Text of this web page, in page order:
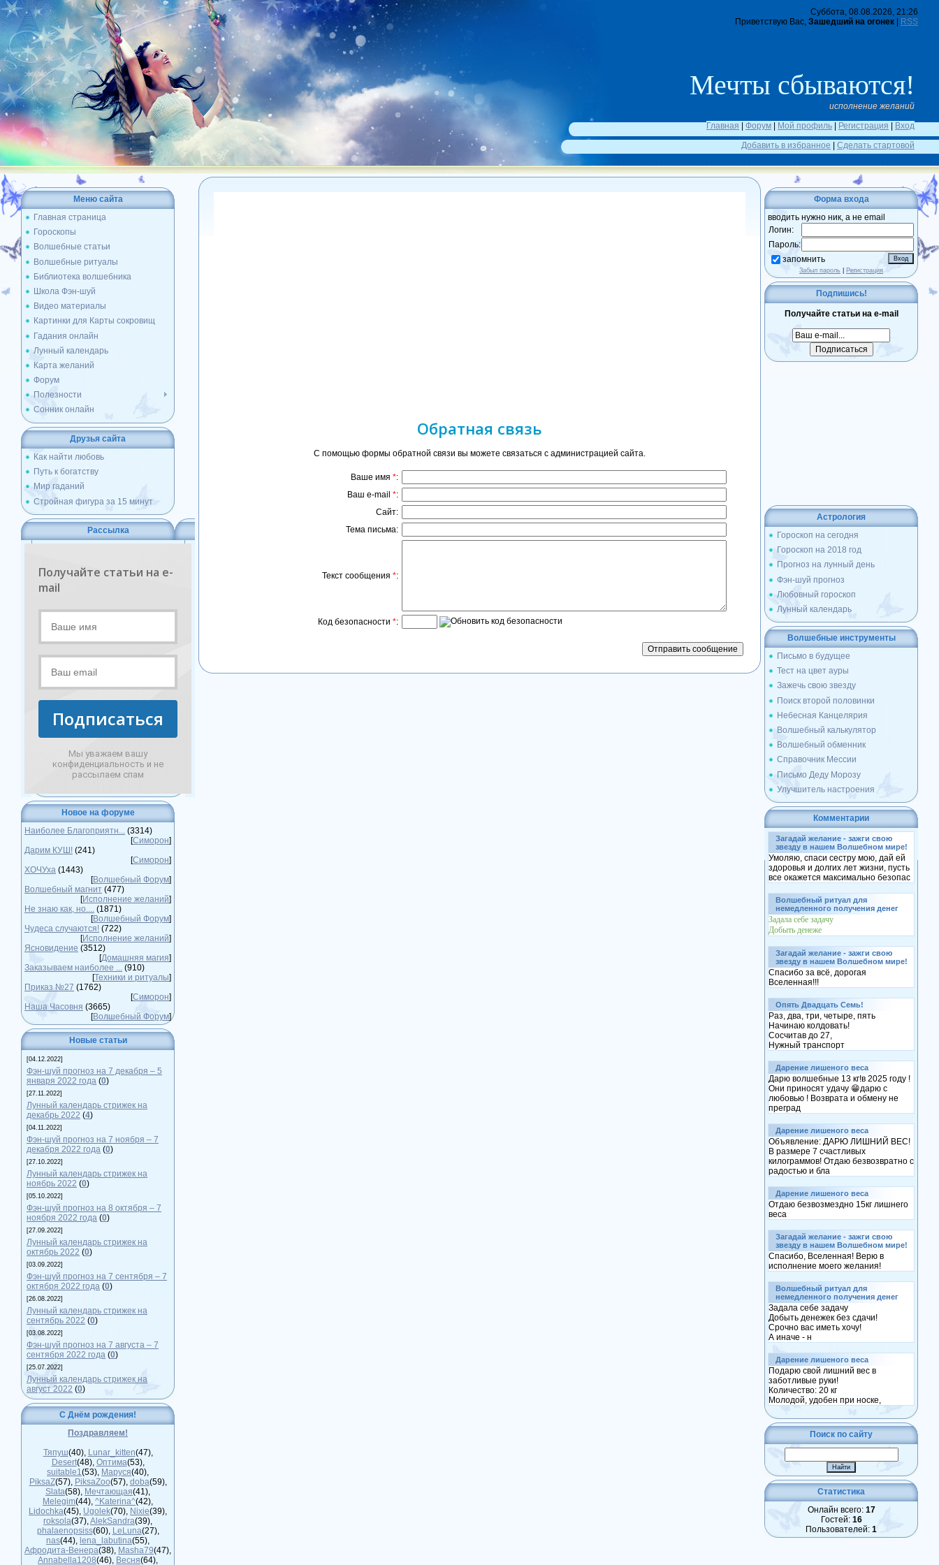
Суббота, 08.08.2026, 21:26
Приветствую Вас, Зашедший на огонек RSS
Мечты сбываются!
исполнение желаний
Главная
Форум Мой профиль Регистрация
Вход
Добавить в избранное
Сделать стартовой
Меню сайта
Главная страница
Гороскопы
Волшебные статьи
Волшебные ритуалы
Библиотека волшебника
Школа Фэн-шуй
Видео материалы
Картинки для Карты сокровищ
Гадания онлайн
Лунный календарь
Карта желаний
Форум
Полезности
Сонник онлайн
Друзья сайта
Как найти любовь
Путь к богатству
Мир гаданий
Стройная фигура за 15 минут
Рассылка
Получайте статьи на e-
mail
Подписаться
Мы уважаем вашу
конфиденциальность и не
рассылаем спам
Новое на форуме
Наиболее Благоприятн... (3314)
[Симорон]
Дарим КУШ! (241)
[Симорон]
ХОЧУха (1443)
[Волшебный Форум]
Волшебный магнит (477)
[Исполнение желаний]
Не знаю как, но.... (1871)
[Волшебный Форум]
Чудеса случаются! (722)
[Исполнение желаний]
Ясновидение (3512)
[Домашняя магия]
Заказываем наиболее ... (910)
[Техники и ритуалы]
Приказ №27 (1762)
[Симорон]
Наша Часовня (3665)
[Волшебный Форум]
Новые статьи
[04.12.2022]
Фэн-шуй прогноз на 7 декабря – 5
января 2022 года (0)
[27.11.2022]
Лунный календарь стрижек на
декабрь 2022 (4)
[04.11.2022]
Фэн-шуй прогноз на 7 ноября – 7
декабря 2022 года (0)
[27.10.2022]
Лунный календарь стрижек на
ноябрь 2022 (0)
[05.10.2022]
Фэн-шуй прогноз на 8 октября – 7
ноября 2022 года (0)
[27.09.2022]
Лунный календарь стрижек на
октябрь 2022 (0)
[03.09.2022]
Фэн-шуй прогноз на 7 сентября – 7
октября 2022 года (0)
[26.08.2022]
Лунный календарь стрижек на
сентябрь 2022 (0)
[03.08.2022]
Фэн-шуй прогноз на 7 августа – 7
сентября 2022 года (0)
[25.07.2022]
Лунный календарь стрижек на
август 2022 (0)
С Днём рождения!
Поздравляем!
Тяпуш(40), Lunar_kitten(47),
Desert(48), Оптима(53),
suitable1(53), Маруся(40),
PiksaZ(57), PiksaZoo(57), doba(59),
Slata(58), Мечтающая(41),
Melegim(44), ^Katerina^(42),
Lidochka(45), Ugolek(70), Nixie(39),
roksola(37),AlekSandra(39),
phalaenopsiss(60), LeLuna(27),
nas(44), lena_labutina(55),
Афродита-Венера(38), Masha79(47),
Annabella1208(46), Весня(64),
Обратная связь
С помощью формы обратной связи вы можете связаться с администрацией сайта.
Ваше имя *:
Ваш e-mail *:
Сайт:
Тема письма:
Текст сообщения *:
Код безопасности *:
Форма входа
вводить нужно ник, а не email
Логин:
Пароль:
запомнить
Забыл пароль Регистрация
Подпишись!
Получайте статьи на e-mail
Астрология
Гороскоп на сегодня
Гороскоп на 2018 год
Прогноз на лунный день
Фэн-шуй прогноз
Любовный гороскоп
Лунный календарь
Волшебные инструменты
Письмо в будущее
Тест на цвет ауры
Зажечь свою звезду
Поиск второй половинки
Небесная Канцелярия
Волшебный калькулятор
Волшебный обменник
Справочник Мессии
Письмо Деду Морозу
Улучшитель настроения
Комментарии
Загадай желание - зажги свою
звезду в нашем Волшебном мире!
Умоляю, спаси сестру мою, дай ей
здоровья и долгих лет жизни, пусть
все окажется максимально безопас
Волшебный ритуал для
немедленного получения денег
Задала себе задачу
Добыть денеже
Загадай желание - зажги свою
звезду в нашем Волшебном мире!
Спасибо за всё, дорогая
Вселенная!!!
Опять Двадцать Семь!
Раз, два, три, четыре, пять
Начинаю колдовать!
Сосчитав до 27,
Нужный транспорт
Дарение лишеного веса
Дарю волшебные 13 кг!в 2025 году !
Они приносят удачу 😁дарю с
любовью ! Возврата и обмену не
преград
Дарение лишеного веса
Объявление: ДАРЮ ЛИШНИЙ ВЕС!
В размере 7 счастливых
килограммов! Отдаю безвозвратно с
радостью и бла
Дарение лишеного веса
Отдаю безвозмездно 15кг лишнего
веса
Загадай желание - зажги свою
звезду в нашем Волшебном мире!
Спасибо, Вселенная! Верю в
исполнение моего желания!
Волшебный ритуал для
немедленного получения денег
Задала себе задачу
Добыть денежек без сдачи!
Срочно вас иметь хочу!
А иначе - н
Дарение лишеного веса
Подарю свой лишний вес в
заботливые руки!
Количество: 20 кг
Молодой, удобен при носке,
Поиск по сайту
Статистика
Онлайн всего: 17
Гостей: 16
Пользователей: 1